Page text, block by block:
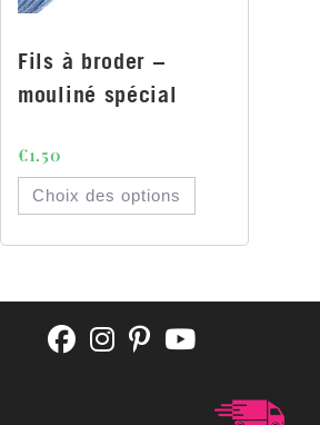
Fils à broder –
mouliné spécial
€1.50
Choix des options